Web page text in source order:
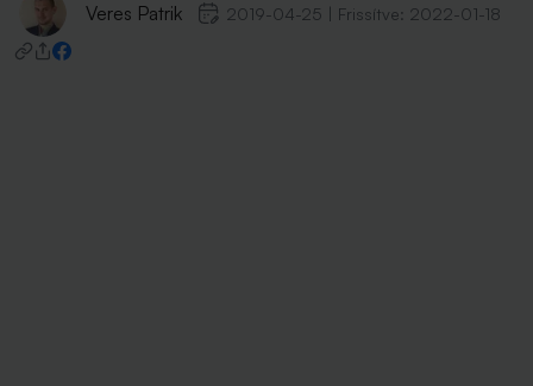
Veres Patrik 2019-04-25 Frissítve: 2022-01-18